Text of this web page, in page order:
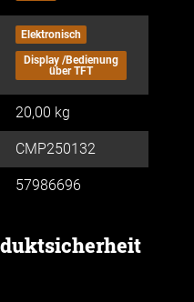
Elektronisch
Display /Bedienung
über TFT
20,00 kg
CMP250132
57986696